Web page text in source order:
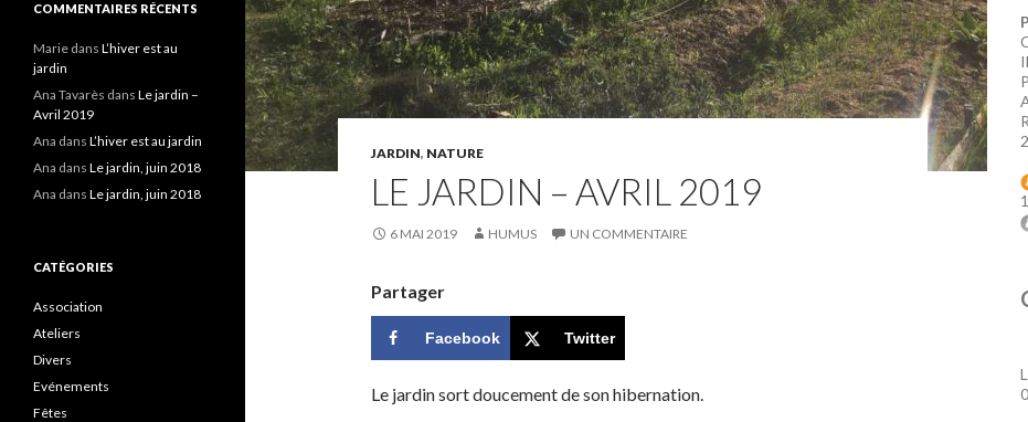
JARDIN, NATURE
LE JARDIN – AVRIL 2019
6 MAI 2019 HUMUS UN COMMENTAIRE
Partager
Facebook Twitter
Le jardin sort doucement de son hibernation.
COMMENTAIRES RÉCENTS
Marie dans L’hiver est au
jardin
Ana Tavarès dans Le jardin –
Avril 2019
Ana dans L’hiver est au jardin
Ana dans Le jardin, juin 2018
Ana dans Le jardin, juin 2018
CATÉGORIES
Association
Ateliers
Divers
Evénements
Fêtes